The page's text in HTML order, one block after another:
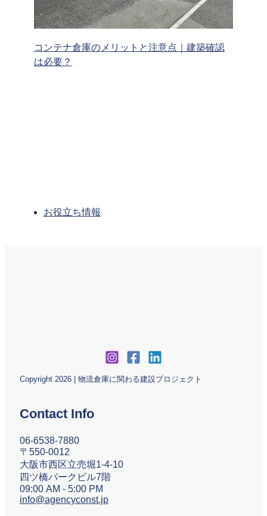
コンテナ倉庫のメリットと注意点｜建築確認
は必要？
お役立ち情報
Copyright 2026 | 物流倉庫に関わる建設プロジェクト
Contact Info
06-6538-7880
〒550-0012
大阪市西区立売堀1-4-10
四ツ橋パークビル7階
09:00 AM - 5:00 PM
info@agencyconst.jp